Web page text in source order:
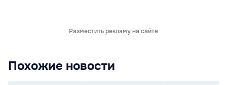
Разместить рекламу на сайте
Похожие новости